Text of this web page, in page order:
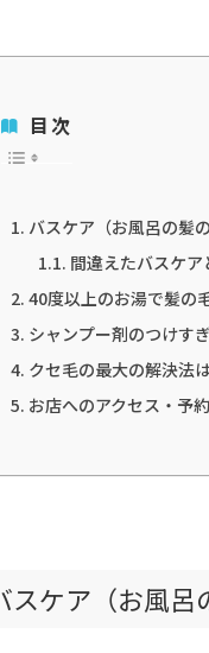
目次
バスケア（お風呂の髪
間違えたバスケア
40度以上のお湯で髪の
シャンプー剤のつけす
クセ毛の最大の解決法
お店へのアクセス・予
スケア（お風呂